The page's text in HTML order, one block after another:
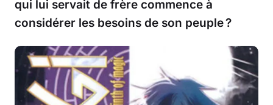
qui lui servait de frère commence à
considérer les besoins de son peuple ?